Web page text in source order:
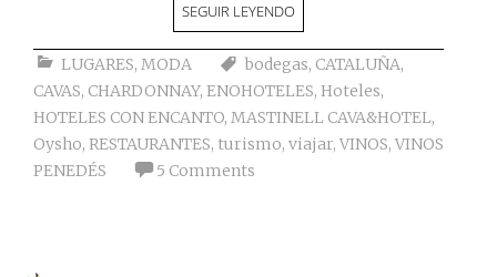
SEGUIR LEYENDO
LUGARES, MODA bodegas, CATALUÑA,
CAVAS, CHARDONNAY, ENOHOTELES, Hoteles,
HOTELES CON ENCANTO, MASTINELL CAVA&HOTEL,
Oysho, RESTAURANTES, turismo, viajar, VINOS, VINOS
PENEDÉS
5 Comments